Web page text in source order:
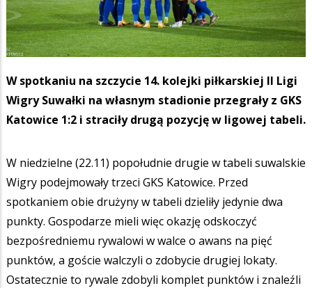
W spotkaniu na szczycie 14. kolejki piłkarskiej II Ligi
Wigry Suwałki na własnym stadionie przegrały z GKS
Katowice 1:2 i straciły drugą pozycję w ligowej tabeli.
W niedzielne (22.11) popołudnie drugie w tabeli suwalskie
Wigry podejmowały trzeci GKS Katowice. Przed
spotkaniem obie drużyny w tabeli dzieliły jedynie dwa
punkty. Gospodarze mieli więc okazję odskoczyć
bezpośredniemu rywalowi w walce o awans na pięć
punktów, a goście walczyli o zdobycie drugiej lokaty.
Ostatecznie to rywale zdobyli komplet punktów i znaleźli